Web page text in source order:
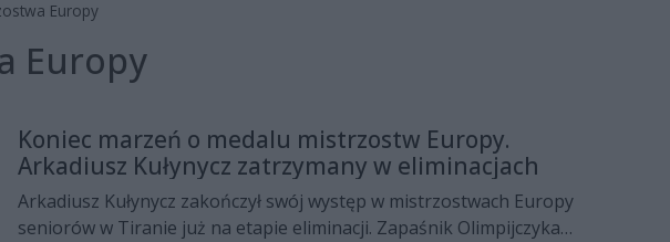
Europy
Europy
Koniec marzeń o medalu mistrzostw Europy.
Arkadiusz Kułynycz zatrzymany w eliminacjach
Arkadiusz Kułynycz zakończył swój występ w mistrzostwach Europy
seniorów w Tiranie już na etapie eliminacji. Zapaśnik Olimpijczyka